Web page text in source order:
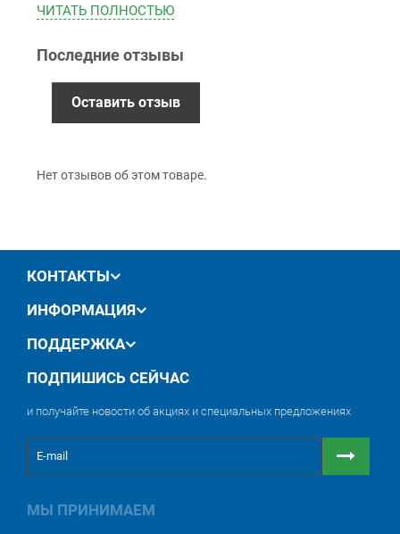
Гарантия
Применение:
загрунтованных металлических деталей кузова или
Особенности:
Безусадочный
Легко шлифуется – экономит время, усилия и
Подложка:
Все виды грунтованных металлических поверхностей,
полиэфирные шпаклевки, 2К акриловые шпатлевки/
грунтовки, OEM и ремонтные покрытия.
ЧИТАТЬ ПОЛНОСТЬЮ
Последние отзывы
Оставить отзыв
Нет отзывов об этом товаре.
КОНТАКТЫ
ИНФОРМАЦИЯ
ПОДДЕРЖКА
ПОДПИШИСЬ СЕЙЧАС
и получайте новости об акциях и специальных предложениях
МЫ ПРИНИМАЕМ